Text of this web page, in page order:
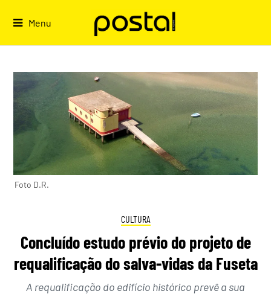
Menu
Foto D.R.
CULTURA
Concluído estudo prévio do projeto de
requalificação do salva-vidas da Fuseta
A requalificação do edifício histórico prevê a sua